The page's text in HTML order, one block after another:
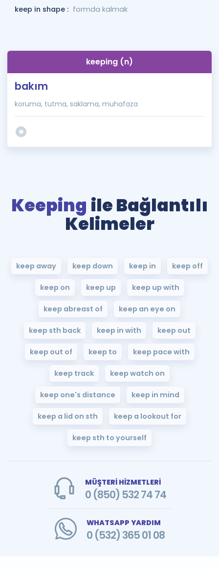
keep in shape : formda kalmak
keeping (n)
bakım
koruma, tutma, saklama, muhafaza
Keeping ile Bağlantılı
Kelimeler
keep away keep down keep in keep off
keep on keep up keep up with
keep abreast of keep an eye on
keep sth back keep in with keep out
keep out of keep to keep pace with
keep track keep watch on
keep one's distance keep in mind
keep a lid on sth keep a lookout for
keep sth to yourself
MÜŞTERİ HİZMETLERİ
0 (850) 532 74 74
WHATSAPP YARDIM
0 (532) 365 01 08